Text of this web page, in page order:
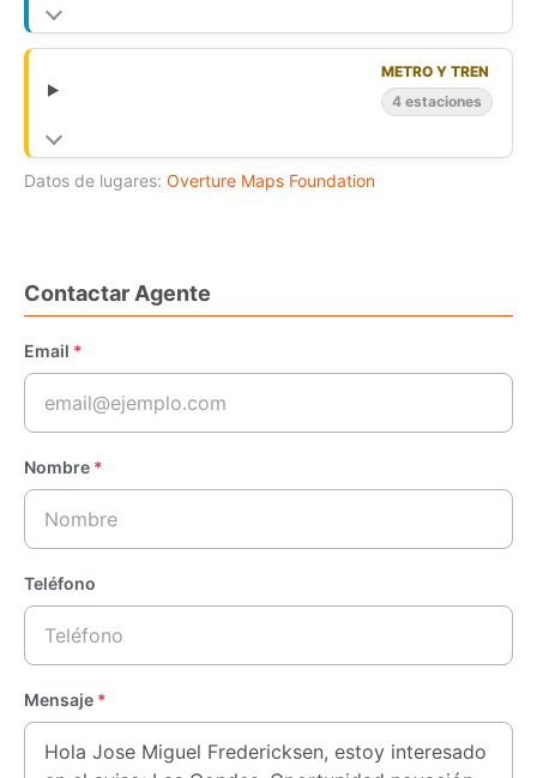
METRO Y TREN
4 estaciones
Datos de lugares: Overture Maps Foundation
Contactar Agente
Email *
Nombre *
Teléfono
Mensaje *